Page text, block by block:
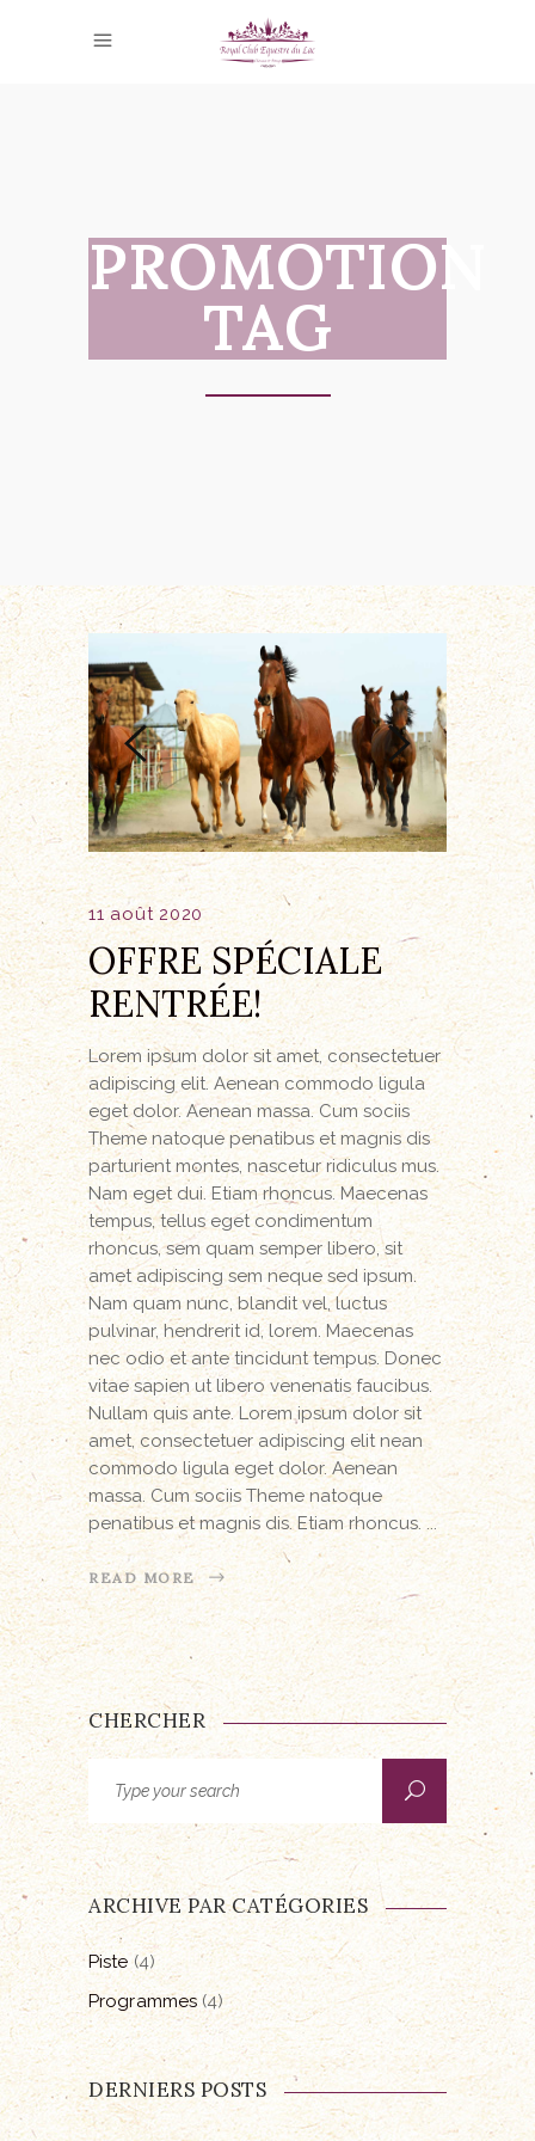
PROMOTION
TAG
11 août 2020
OFFRE SPÉCIALE
RENTRÉE!
Lorem ipsum dolor sit amet, consectetuer
adipiscing elit. Aenean commodo ligula
eget dolor. Aenean massa. Cum sociis
Theme natoque penatibus et magnis dis
parturient montes, nascetur ridiculus mus.
Nam eget dui. Etiam rhoncus. Maecenas
tempus, tellus eget condimentum
rhoncus, sem quam semper libero, sit
amet adipiscing sem neque sed ipsum.
Nam quam nunc, blandit vel, luctus
pulvinar, hendrerit id, lorem. Maecenas
nec odio et ante tincidunt tempus. Donec
vitae sapien ut libero venenatis faucibus.
Nullam quis ante. Lorem ipsum dolor sit
amet, consectetuer adipiscing elit nean
commodo ligula eget dolor. Aenean
massa. Cum sociis Theme natoque
penatibus et magnis dis. Etiam rhoncus.
READ MORE
CHERCHER
for:
ARCHIVE PAR CATÉGORIES
Piste(4)
Programmes (4)
DERNIERS POSTS